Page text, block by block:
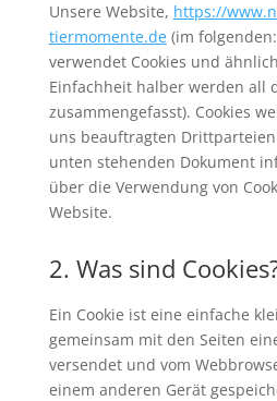
Unsere Website, https://
tiermomente.de(im
verwendet Cookies und
Einfachheit halber werden all
zusammengefasst). Cookies
uns beauftragten
unten stehenden Dokument
über die Verwendung von
Website.
2. Was sind
Ein Cookie ist eine einfache
gemeinsam mit den Seiten
versendet und vom
einem anderen Gerät